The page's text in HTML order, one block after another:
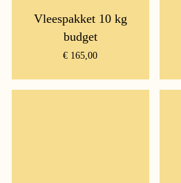
Vleespakket 10 kg
budget
€ 165,00